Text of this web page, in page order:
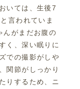
いては、生後7
言われていま
んがまだお腹の
く、深い眠りに
での撮影がしや
関節がしっかり
りするため、ニ